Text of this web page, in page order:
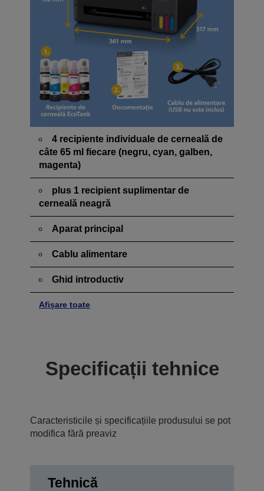
4 recipiente individuale de cerneală de
câte 65 ml fiecare (negru, cyan, galben,
magenta)
plus 1 recipient suplimentar de
cerneală neagră
Aparat principal
Cablu alimentare
Ghid introductiv
Afișare toate
Specificații tehnice
Caracteristicile și specificațiile produsului se pot
modifica fără preaviz
Tehnică